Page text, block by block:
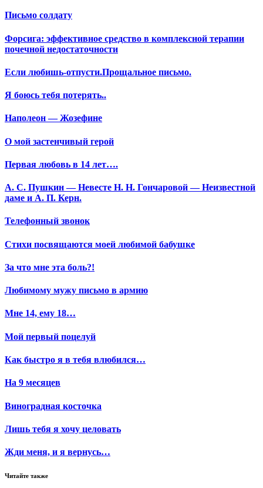
Письмо солдату
Форсига: эффективное средство в комплексной терапии
почечной недостаточности
Если любишь-отпусти.Прощальное письмо.
Я боюсь тебя потерять..
Наполеон — Жозефине
О мой застенчивый герой
Первая любовь в 14 лет….
А. С. Пушкин — Невесте Н. Н. Гончаровой — Неизвестной
даме и А. П. Керн.
Телефонный звонок
Стихи посвящаются моей любимой бабушке
За что мне эта боль?!
Любимому мужу письмо в армию
Мне 14, ему 18…
Мой первый поцелуй
Как быстро я в тебя влюбился…
На 9 месяцев
Виноградная косточка
Лишь тебя я хочу целовать
Жди меня, и я вернусь…
Читайте также